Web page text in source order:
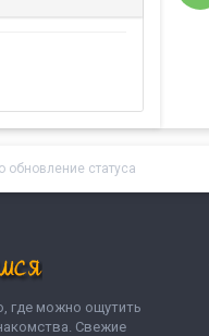
обновление статуса
где можно ощутить
Свежие